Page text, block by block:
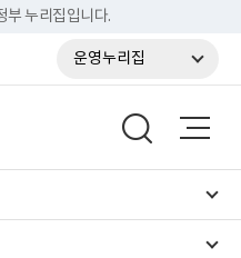
부 누리집입니다.
운영누리집